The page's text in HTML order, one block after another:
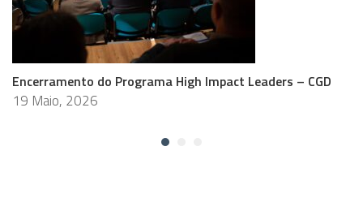
Encerramento do Programa High Impact Leaders – CGD
19 Maio, 2026